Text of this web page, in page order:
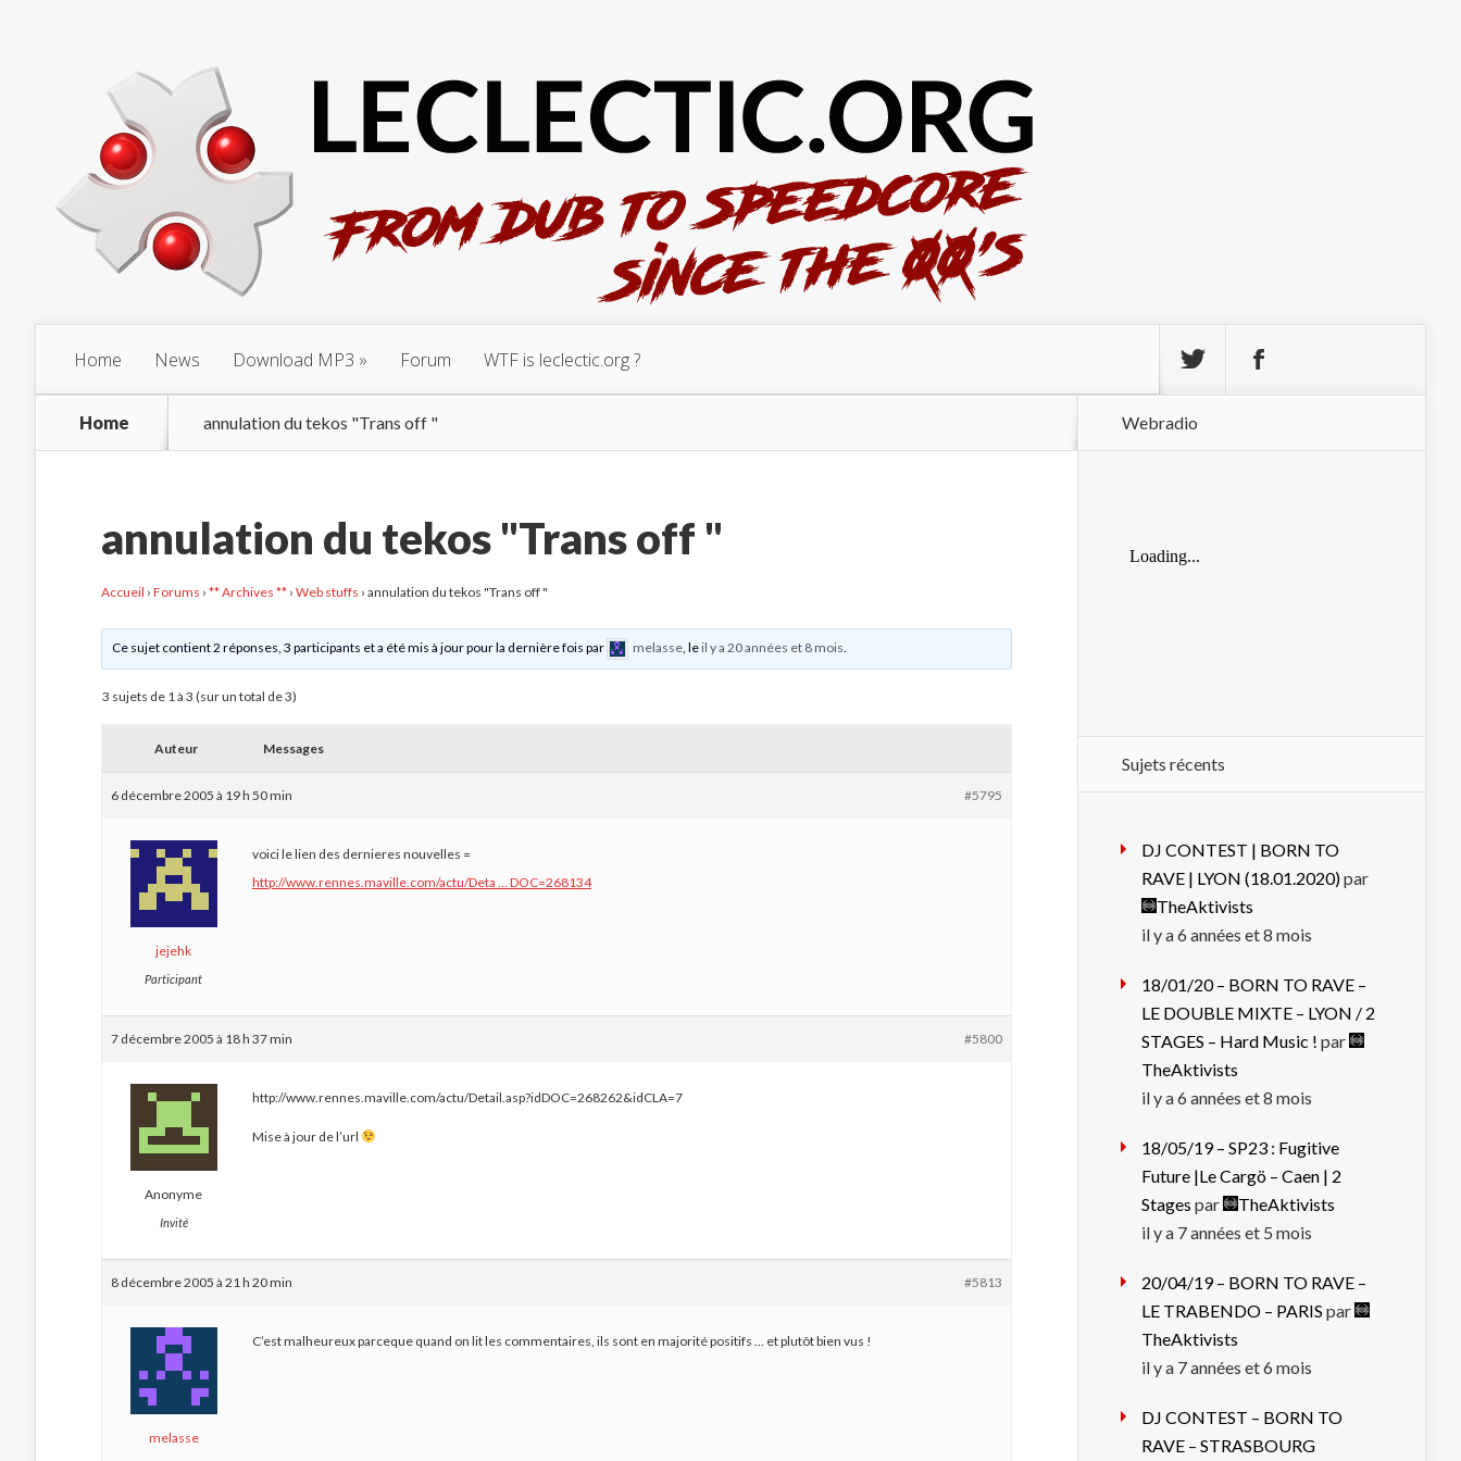
Home News Download MP3 Forum WTF is leclectic.org ?
Home annulation du tekos "Trans off "
annulation du tekos "Trans off "
Accueil › Forums › ** Archives ** › Web stuffs › annulation du tekos "Trans off "
Ce sujet contient 2 réponses, 3 participants et a été mis à jour pour la dernière fois par melasse, leil y a 20 années et 8 mois.
3 sujets de 1 à 3 (sur un total de 3)
Auteur Messages
6 décembre 2005 à 19 h 50 min #5795
jejehk
Participant
voici le lien des dernieres nouvelles =
http://www.rennes.maville.com/actu/Deta … DOC=268134
7 décembre 2005 à 18 h 37 min #5800
Anonyme
Invité
http://www.rennes.maville.com/actu/Detail.asp?idDOC=268262&idCLA=7
Mise à jour de l’url
8 décembre 2005 à 21 h 20 min #5813
melasse
C’est malheureux parceque quand on lit les commentaires, ils sont en majorité positifs … et plutôt bien vus !
Webradio
Sujets récents
DJ CONTEST | BORN TO
RAVE | LYON (18.01.2020)par
TheAktivists
il y a 6 années et 8 mois
18/01/20 – BORN TO RAVE –
LE DOUBLE MIXTE – LYON / 2
STAGES – Hard Music ! par
TheAktivists
il y a 6 années et 8 mois
18/05/19 – SP23 : Fugitive
Future |Le Cargö – Caen | 2
Stages par
TheAktivists
il y a 7 années et 5 mois
20/04/19 – BORN TO RAVE –
LE TRABENDO – PARIS par
TheAktivists
il y a 7 années et 6 mois
DJ CONTEST – BORN TO
RAVE – STRASBOURG